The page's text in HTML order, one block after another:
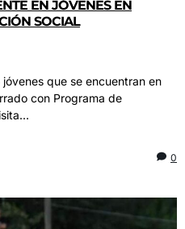
EN JÓVENES EN
SOCIAL
que se encuentran en
con Programa de
0